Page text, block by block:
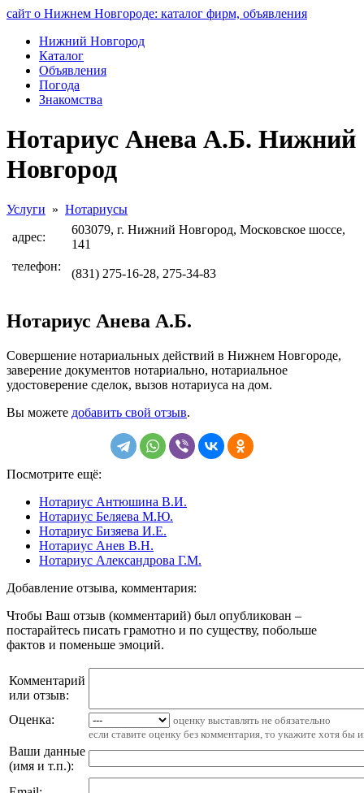
сайт о Нижнем Новгороде: каталог фирм, объявления
Нижний Новгород
Каталог
Объявления
Погода
Знакомства
Нотариус Анева А.Б. Нижний
Новгород
Услуги » Нотариусы
адрес:
603079, г. Нижний Новгород, Московское шоссе,
141
телефон:
(831) 275-16-28, 275-34-83
Нотариус Анева А.Б.
Совершение нотариальных действий в Нижнем Новгороде,
заверение документов нотариально, нотариальное
удостоверение сделок, вызов нотариуса на дом.
Вы можете добавить свой отзыв.
Посмотрите ещё:
Нотариус Антюшина В.И.
Нотариус Беляева М.Ю.
Нотариус Бизяева И.Е.
Нотариус Анев В.Н.
Нотариус Александрова Г.М.
Добавление отзыва, комментария:
Чтобы Ваш отзыв (комментарий) был опубликован –
постарайтесь писать грамотно и по существу, побольше
фактов и поменьше эмоций.
Комментарий
или отзыв:
Оценка:
оценку выставлять не обязательно
если ставите оценку без комментария, то укажите хотя бы
Ваши данные
(имя и т.п.):